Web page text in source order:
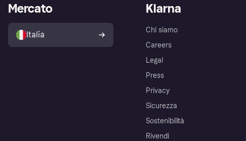
Klarna
Chi siamo
Careers
Legal
Press
Privacy
Sicurezza
Sostenibilità
Rivendi
Mercato
Italia